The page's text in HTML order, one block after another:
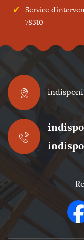
Service
78310